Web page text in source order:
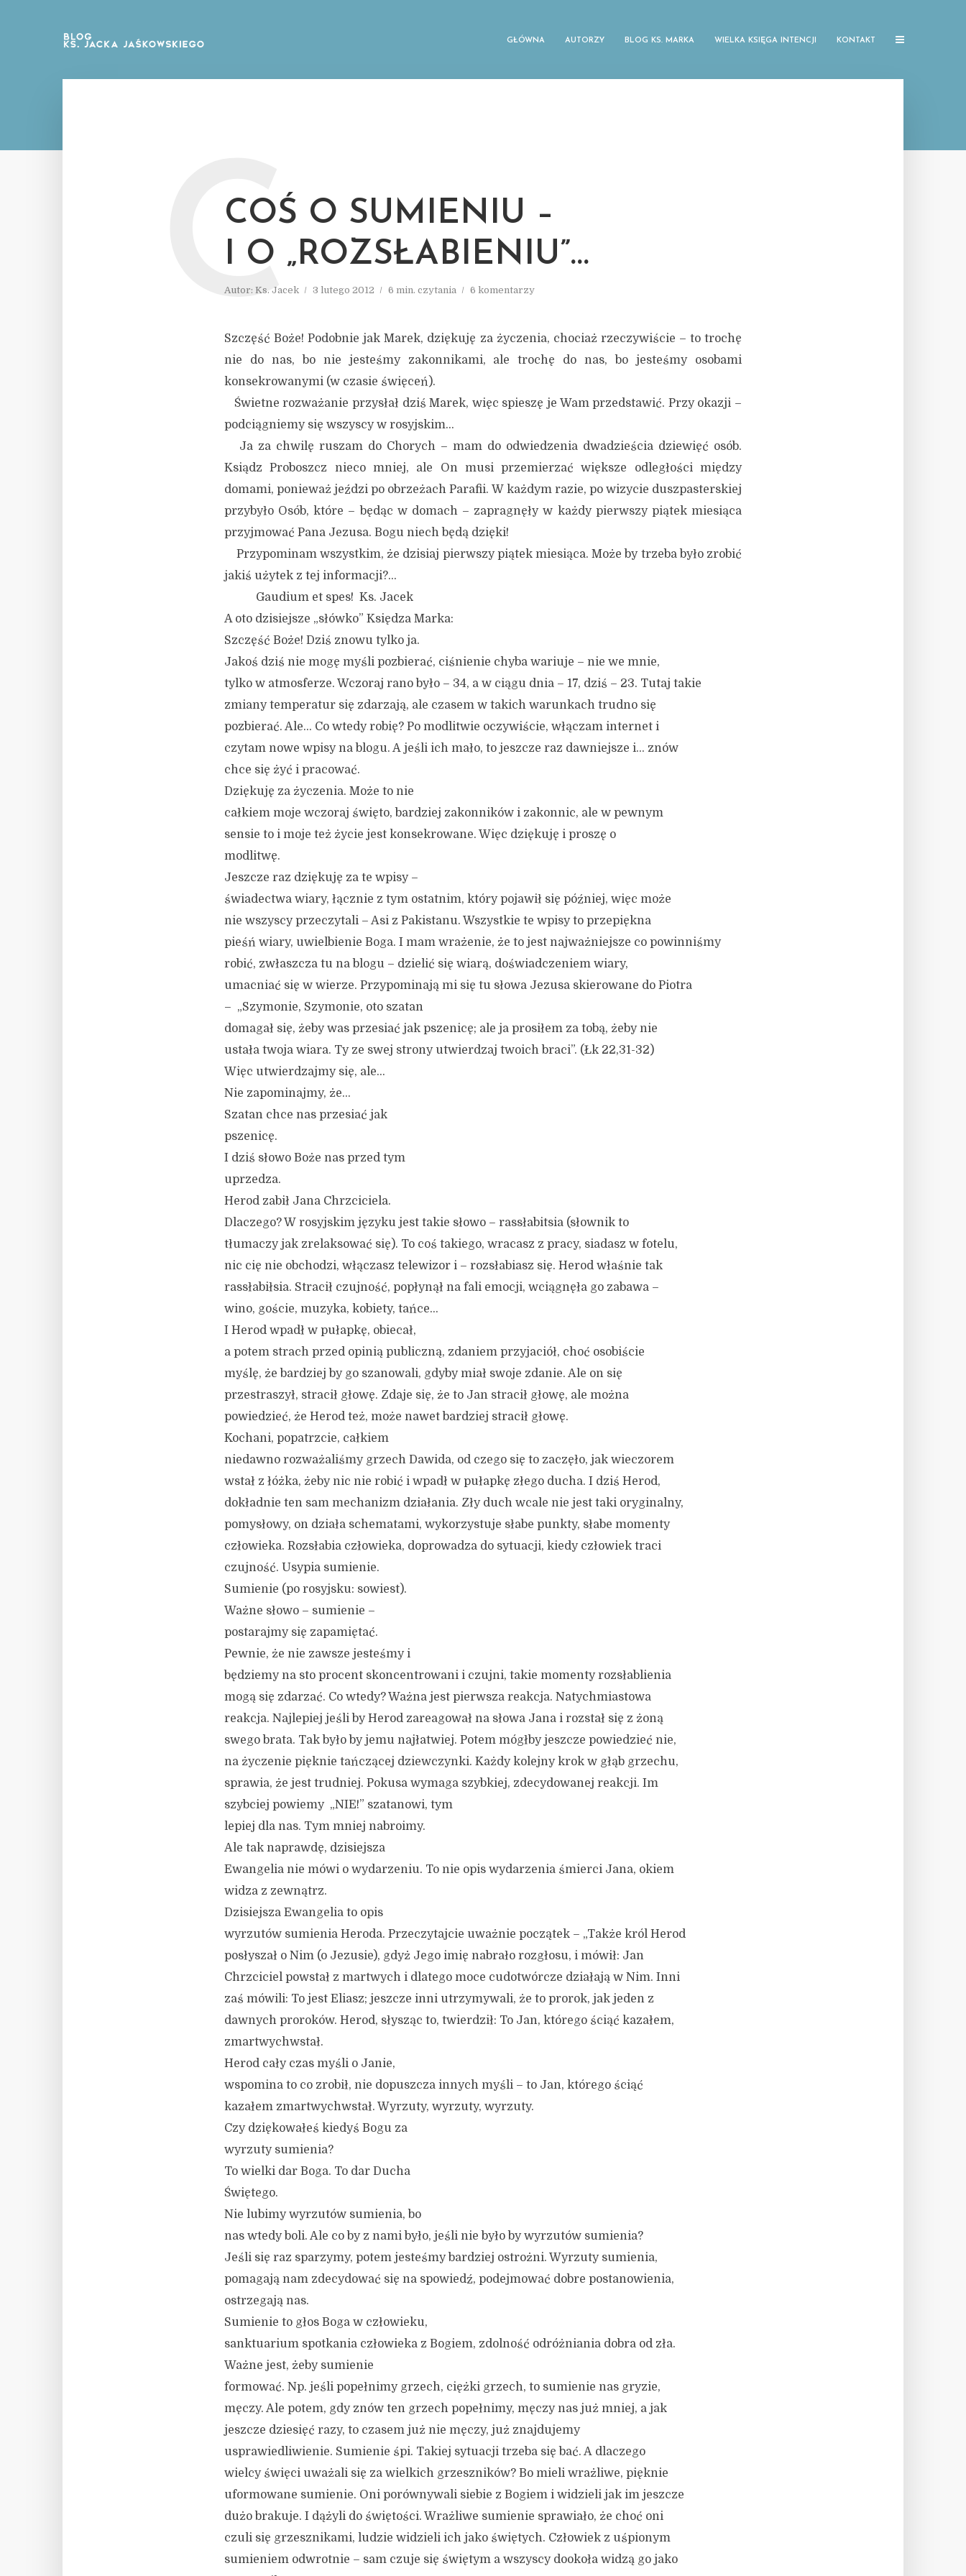
GŁÓWNA AUTORZY BLOG KS. MARKA WIELKA KSIĘGA INTENCJI KONTAKT
COŚ O SUMIENIU –
I O „ROZSŁABIENIU”…
Autor: Ks. Jacek 3 lutego 2012 6 min. czytania 6 komentarzy
C
Szczęść Boże! Podobnie jak Marek, dziękuję za życzenia, chociaż rzeczywiście – to trochę
nie do nas, bo nie jesteśmy zakonnikami, ale trochę do nas, bo jesteśmy osobami
konsekrowanymi (w czasie święceń).
Świetne rozważanie przysłał dziś Marek, więc spieszę je Wam przedstawić. Przy okazji –
podciągniemy się wszyscy w rosyjskim…
Ja za chwilę ruszam do Chorych – mam do odwiedzenia dwadzieścia dziewięć osób.
Ksiądz Proboszcz nieco mniej, ale On musi przemierzać większe odległości między
domami, ponieważ jeździ po obrzeżach Parafii. W każdym razie, po wizycie duszpasterskiej
przybyło Osób, które – będąc w domach – zapragnęły w każdy pierwszy piątek miesiąca
przyjmować Pana Jezusa. Bogu niech będą dzięki!
Przypominam wszystkim, że dzisiaj pierwszy piątek miesiąca. Może by trzeba było zrobić
jakiś użytek z tej informacji?…
Gaudium et spes! Ks. Jacek
A oto dzisiejsze „słówko” Księdza Marka:
Szczęść Boże! Dziś znowu tylko ja.
Jakoś dziś nie mogę myśli pozbierać, ciśnienie chyba wariuje – nie we mnie,
tylko w atmosferze. Wczoraj rano było – 34, a w ciągu dnia – 17, dziś – 23. Tutaj takie
zmiany temperatur się zdarzają, ale czasem w takich warunkach trudno się
pozbierać. Ale… Co wtedy robię? Po modlitwie oczywiście, włączam internet i
czytam nowe wpisy na blogu. A jeśli ich mało, to jeszcze raz dawniejsze i… znów
chce się żyć i pracować.
Dziękuję za życzenia. Może to nie
całkiem moje wczoraj święto, bardziej zakonników i zakonnic, ale w pewnym
sensie to i moje też życie jest konsekrowane. Więc dziękuję i proszę o
modlitwę.
Jeszcze raz dziękuję za te wpisy –
świadectwa wiary, łącznie z tym ostatnim, który pojawił się później, więc może
nie wszyscy przeczytali – Asi z Pakistanu. Wszystkie te wpisy to przepiękna
pieśń wiary, uwielbienie Boga. I mam wrażenie, że to jest najważniejsze co powinniśmy
robić, zwłaszcza tu na blogu – dzielić się wiarą, doświadczeniem wiary,
umacniać się w wierze. Przypominają mi się tu słowa Jezusa skierowane do Piotra
– „Szymonie, Szymonie, oto szatan
domagał się, żeby was przesiać jak pszenicę; ale ja prosiłem za tobą, żeby nie
ustała twoja wiara. Ty ze swej strony utwierdzaj twoich braci”. (Łk 22,31-32)
Więc utwierdzajmy się, ale…
Nie zapominajmy, że…
Szatan chce nas przesiać jak
pszenicę.
I dziś słowo Boże nas przed tym
uprzedza.
Herod zabił Jana Chrzciciela.
Dlaczego? W rosyjskim języku jest takie słowo – rassłabitsia (słownik to
tłumaczy jak zrelaksować się). To coś takiego, wracasz z pracy, siadasz w fotelu,
nic cię nie obchodzi, włączasz telewizor i – rozsłabiasz się. Herod właśnie tak
rassłabiłsia. Stracił czujność, popłynął na fali emocji, wciągnęła go zabawa –
wino, goście, muzyka, kobiety, tańce…
I Herod wpadł w pułapkę, obiecał,
a potem strach przed opinią publiczną, zdaniem przyjaciół, choć osobiście
myślę, że bardziej by go szanowali, gdyby miał swoje zdanie. Ale on się
przestraszył, stracił głowę. Zdaje się, że to Jan stracił głowę, ale można
powiedzieć, że Herod też, może nawet bardziej stracił głowę.
Kochani, popatrzcie, całkiem
niedawno rozważaliśmy grzech Dawida, od czego się to zaczęło, jak wieczorem
wstał z łóżka, żeby nic nie robić i wpadł w pułapkę złego ducha. I dziś Herod,
dokładnie ten sam mechanizm działania. Zły duch wcale nie jest taki oryginalny,
pomysłowy, on działa schematami, wykorzystuje słabe punkty, słabe momenty
człowieka. Rozsłabia człowieka, doprowadza do sytuacji, kiedy człowiek traci
czujność. Usypia sumienie.
Sumienie (po rosyjsku: sowiest).
Ważne słowo – sumienie –
postarajmy się zapamiętać.
Pewnie, że nie zawsze jesteśmy i
będziemy na sto procent skoncentrowani i czujni, takie momenty rozsłablienia
mogą się zdarzać. Co wtedy? Ważna jest pierwsza reakcja. Natychmiastowa
reakcja. Najlepiej jeśli by Herod zareagował na słowa Jana i rozstał się z żoną
swego brata. Tak było by jemu najłatwiej. Potem mógłby jeszcze powiedzieć nie,
na życzenie pięknie tańczącej dziewczynki. Każdy kolejny krok w głąb grzechu,
sprawia, że jest trudniej. Pokusa wymaga szybkiej, zdecydowanej reakcji. Im
szybciej powiemy „NIE!” szatanowi, tym
lepiej dla nas. Tym mniej nabroimy.
Ale tak naprawdę, dzisiejsza
Ewangelia nie mówi o wydarzeniu. To nie opis wydarzenia śmierci Jana, okiem
widza z zewnątrz.
Dzisiejsza Ewangelia to opis
wyrzutów sumienia Heroda. Przeczytajcie uważnie początek – „Także król Herod
posłyszał o Nim (o Jezusie), gdyż Jego imię nabrało rozgłosu, i mówił: Jan
Chrzciciel powstał z martwych i dlatego moce cudotwórcze działają w Nim. Inni
zaś mówili: To jest Eliasz; jeszcze inni utrzymywali, że to prorok, jak jeden z
dawnych proroków. Herod, słysząc to, twierdził: To Jan, którego ściąć kazałem,
zmartwychwstał.
Herod cały czas myśli o Janie,
wspomina to co zrobił, nie dopuszcza innych myśli – to Jan, którego ściąć
kazałem zmartwychwstał. Wyrzuty, wyrzuty, wyrzuty.
Czy dziękowałeś kiedyś Bogu za
wyrzuty sumienia?
To wielki dar Boga. To dar Ducha
Świętego.
Nie lubimy wyrzutów sumienia, bo
nas wtedy boli. Ale co by z nami było, jeśli nie było by wyrzutów sumienia?
Jeśli się raz sparzymy, potem jesteśmy bardziej ostrożni. Wyrzuty sumienia,
pomagają nam zdecydować się na spowiedź, podejmować dobre postanowienia,
ostrzegają nas.
Sumienie to głos Boga w człowieku,
sanktuarium spotkania człowieka z Bogiem, zdolność odróżniania dobra od zła.
Ważne jest, żeby sumienie
formować. Np. jeśli popełnimy grzech, ciężki grzech, to sumienie nas gryzie,
męczy. Ale potem, gdy znów ten grzech popełnimy, męczy nas już mniej, a jak
jeszcze dziesięć razy, to czasem już nie męczy, już znajdujemy
usprawiedliwienie. Sumienie śpi. Takiej sytuacji trzeba się bać. A dlaczego
wielcy święci uważali się za wielkich grzeszników? Bo mieli wrażliwe, pięknie
uformowane sumienie. Oni porównywali siebie z Bogiem i widzieli jak im jeszcze
dużo brakuje. I dążyli do świętości. Wrażliwe sumienie sprawiało, że choć oni
czuli się grzesznikami, ludzie widzieli ich jako świętych. Człowiek z uśpionym
sumieniem odwrotnie – sam czuje się świętym a wszyscy dookoła widzą go jako